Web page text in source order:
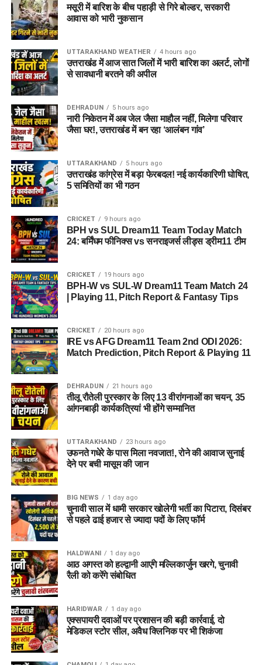
करें सम्मान
पुलिस ने स्पष्ट किया है कि बदरीनाथ धाम में धार्मिक मर्यादा और कानून
व्यवस्था से किसी भी तरह का समझौता नहीं किया जाएगा। यात्रा के दौरान
श्रद्धालुओं की सुरक्षा, शांति व्यवस्था और धाम की गरिमा बनाए रखने के लिए
संदिग्ध गतिविधियों पर लगातार नजर रखी जा रही है।
पुलिस ने लोगों से भी अपील की है कि बदरीनाथ धाम जैसे धार्मिक स्थल की
पवित्रता और मर्यादा का सम्मान करें। नियमों का उल्लंघन करने वालों के
खिलाफ नियमानुसार सख्त कार्रवाई की जाएगी।
मसूरी में बारिश के बीच पहाड़ी से गिरे बोल्डर, सरकारी
आवास को भारी नुकसान
UTTARAKHAND WEATHER 4 hours ago
उत्तराखंड में आज सात जिलों में भारी बारिश का अलर्ट, लोगों
से सावधानी बरतने की अपील
DEHRADUN 5 hours ago
नारी निकेतन में अब जेल जैसा माहौल नहीं, मिलेगा परिवार
जैसा घर!, उत्तराखंड में बन रहा ‘आलंबन गांव’
UTTARAKHAND 5 hours ago
उत्तराखंड कांग्रेस में बड़ा फेरबदल! नई कार्यकारिणी घोषित,
5 समितियों का भी गठन
CRICKET 9 hours ago
BPH vs SUL Dream11 Team Today Match
24: बर्मिंघम फीनिक्स vs सनराइजर्स लीड्स ड्रीम11 टीम
CRICKET 19 hours ago
BPH-W vs SUL-W Dream11 Team Match 24
| Playing 11, Pitch Report & Fantasy Tips
CRICKET 20 hours ago
IRE vs AFG Dream11 Team 2nd ODI 2026:
Match Prediction, Pitch Report & Playing 11
DEHRADUN 21 hours ago
तीलू रौतेली पुरस्कार के लिए 13 वीरांगनाओं का चयन, 35
आंगनबाड़ी कार्यकत्रियां भी होंगे सम्मानित
UTTARAKHAND 23 hours ago
उफनते गधेरे के पास मिला नवजात!, रोने की आवाज सुनाई
देने पर बची मासूम की जान
BIG NEWS 1 day ago
चुनावी साल में धामी सरकार खोलेगी भर्ती का पिटारा, दिसंबर
से पहले ढाई हजार से ज्यादा पदों के लिए फॉर्म
HALDWANI 1 day ago
आठ अगस्त को हल्द्वानी आएंगे मल्लिकार्जुन खरगे, चुनावी
रैली को करेंगे संबोधित
HARIDWAR 1 day ago
एक्सपायरी दवाओं पर प्रशासन की बड़ी कार्रवाई, दो
मेडिकल स्टोर सील, अवैध क्लिनिक पर भी शिकंजा